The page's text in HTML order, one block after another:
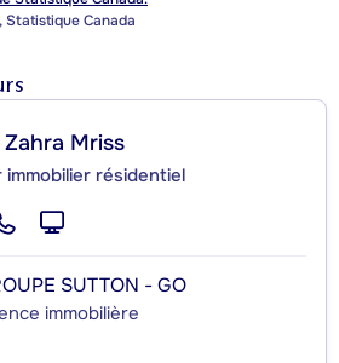
Statistique Canada
Zahra Mriss
résidentiel
SUTTON - GO
immobilière